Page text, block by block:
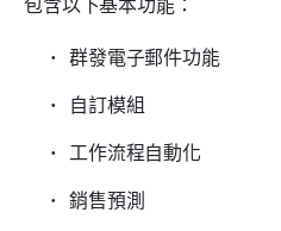
群發電子郵件功能
自訂模組
工作流程自動化
銷售預測